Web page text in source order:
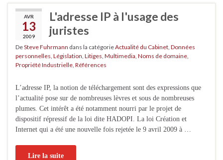
AVR
13
2009
L'adresse IP à l'usage des
juristes
DeSteve Fuhrmann dans la catégorieActualité du Cabinet Données
personnelles Législation Litiges Multimedia Noms de domaine
Propriété Industrielle Références
L’adresse IP, la notion de téléchargement sont des expressions que
l’actualité pose sur de nombreuses lèvres et sous de nombreuses
plumes. Cet intérêt a été notamment nourri par le projet de
dispositif répressif de la loi dite HADOPI. La loi Création et
Internet qui a été une nouvelle fois rejetée le 9 avril 2009 à …
Lire la suite